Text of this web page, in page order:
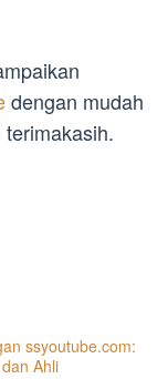
dengan mudah
ssyoutube.com:
Ahli